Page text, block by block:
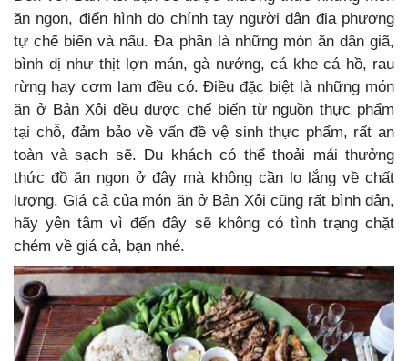
ăn ngon, điển hình do chính tay người dân địa phương
tự chế biến và nấu. Đa phần là những món ăn dân giã,
bình dị như thịt lợn mán, gà nướng, cá khe cá hồ, rau
rừng hay cơm lam đều có. Điều đặc biệt là những món
ăn ở Bản Xôi đều được chế biến từ nguồn thực phẩm
tại chỗ, đảm bảo về vấn đề vệ sinh thực phẩm, rất an
toàn và sạch sẽ. Du khách có thể thoải mái thưởng
thức đồ ăn ngon ở đây mà không cần lo lắng về chất
lượng. Giá cả của món ăn ở Bản Xôi cũng rất bình dân,
hãy yên tâm vì đến đây sẽ không có tình trạng chặt
chém về giá cả, bạn nhé.